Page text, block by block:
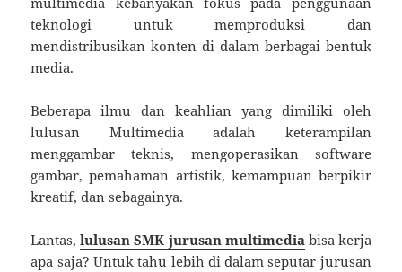
teknologi untuk memproduksi dan
mendistribusikan konten di dalam berbagai bentuk
media.
Beberapa ilmu dan keahlian yang dimiliki oleh
lulusan Multimedia adalah keterampilan
menggambar teknis, mengoperasikan software
gambar, pemahaman artistik, kemampuan berpikir
kreatif, dan sebagainya.
Lantas,lulusan SMK jurusan multimediabisa kerja
apa saja? Untuk tahu lebih di dalam seputar jurusan